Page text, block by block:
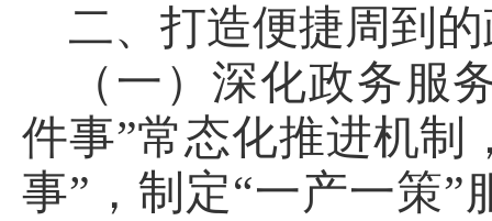
二、打造便捷周到
（一）深化政务服
件事”常态化推进机制
事”，制定“一产一策”